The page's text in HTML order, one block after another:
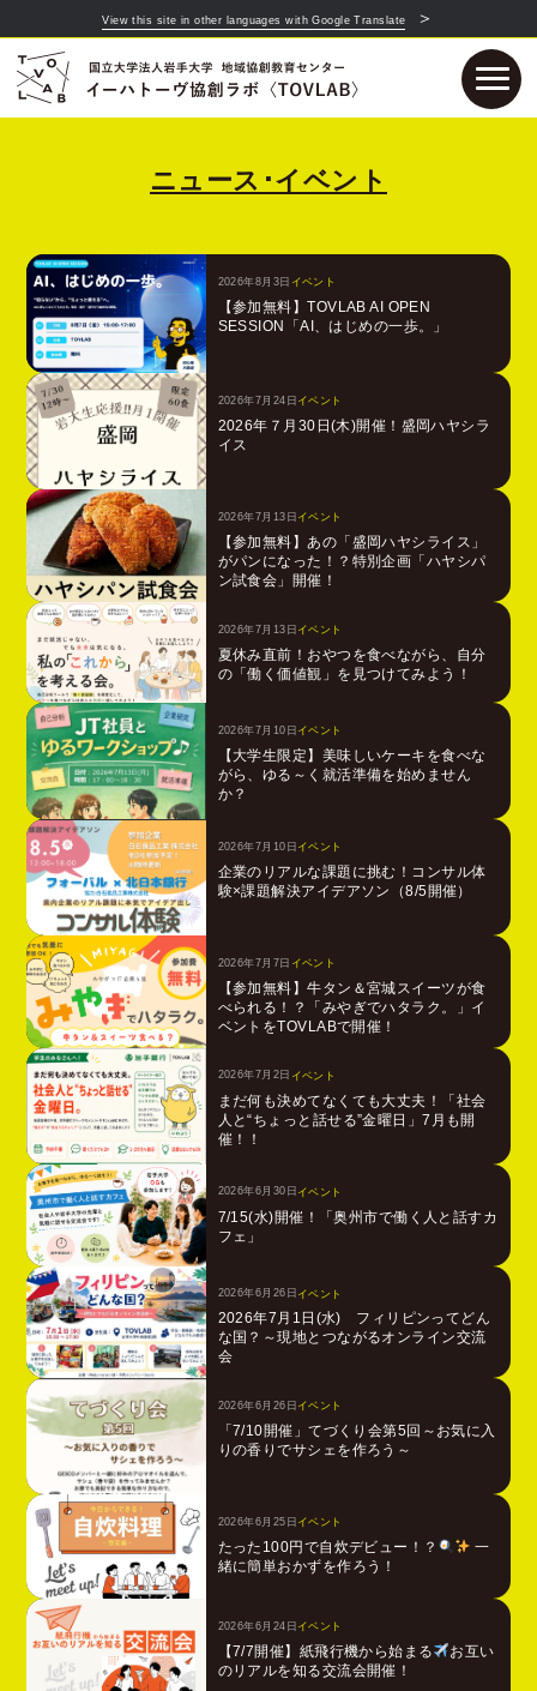
View this site in other languages with Google Translate ＞
ニュース･イベント
2026年8月3日 イベント
【参加無料】TOVLAB AI OPEN
SESSION「AI、はじめの一歩。」
2026年7月24日 イベント
2026年７月30日(木)開催！盛岡ハヤシラ
イス
2026年7月13日 イベント
【参加無料】あの「盛岡ハヤシライス」
がパンになった！？特別企画「ハヤシパ
ン試食会」開催！
2026年7月13日 イベント
夏休み直前！おやつを食べながら、自分
の「働く価値観」を見つけてみよう！
2026年7月10日 イベント
【大学生限定】美味しいケーキを食べな
がら、ゆる～く就活準備を始めません
か？
2026年7月10日 イベント
企業のリアルな課題に挑む！コンサル体
験×課題解決アイデアソン（8/5開催）
2026年7月7日 イベント
【参加無料】牛タン＆宮城スイーツが食
べられる！？「みやぎでハタラク。」イ
ベントをTOVLABで開催！
2026年7月2日 イベント
まだ何も決めてなくても大丈夫！「社会
人と“ちょっと話せる”金曜日」7月も開
催！！
2026年6月30日 イベント
7/15(水)開催！「奥州市で働く人と話すカ
フェ」
2026年6月26日 イベント
2026年7月1日(水) フィリピンってどん
な国？～現地とつながるオンライン交流
会
2026年6月26日 イベント
「7/10開催」てづくり会第5回～お気に入
りの香りでサシェを作ろう～
2026年6月25日 イベント
たった100円で自炊デビュー！？
一
緒に簡単おかずを作ろう！
2026年6月24日 イベント
【7/7開催】紙飛行機から始まる
お互い
のリアルを知る交流会開催！